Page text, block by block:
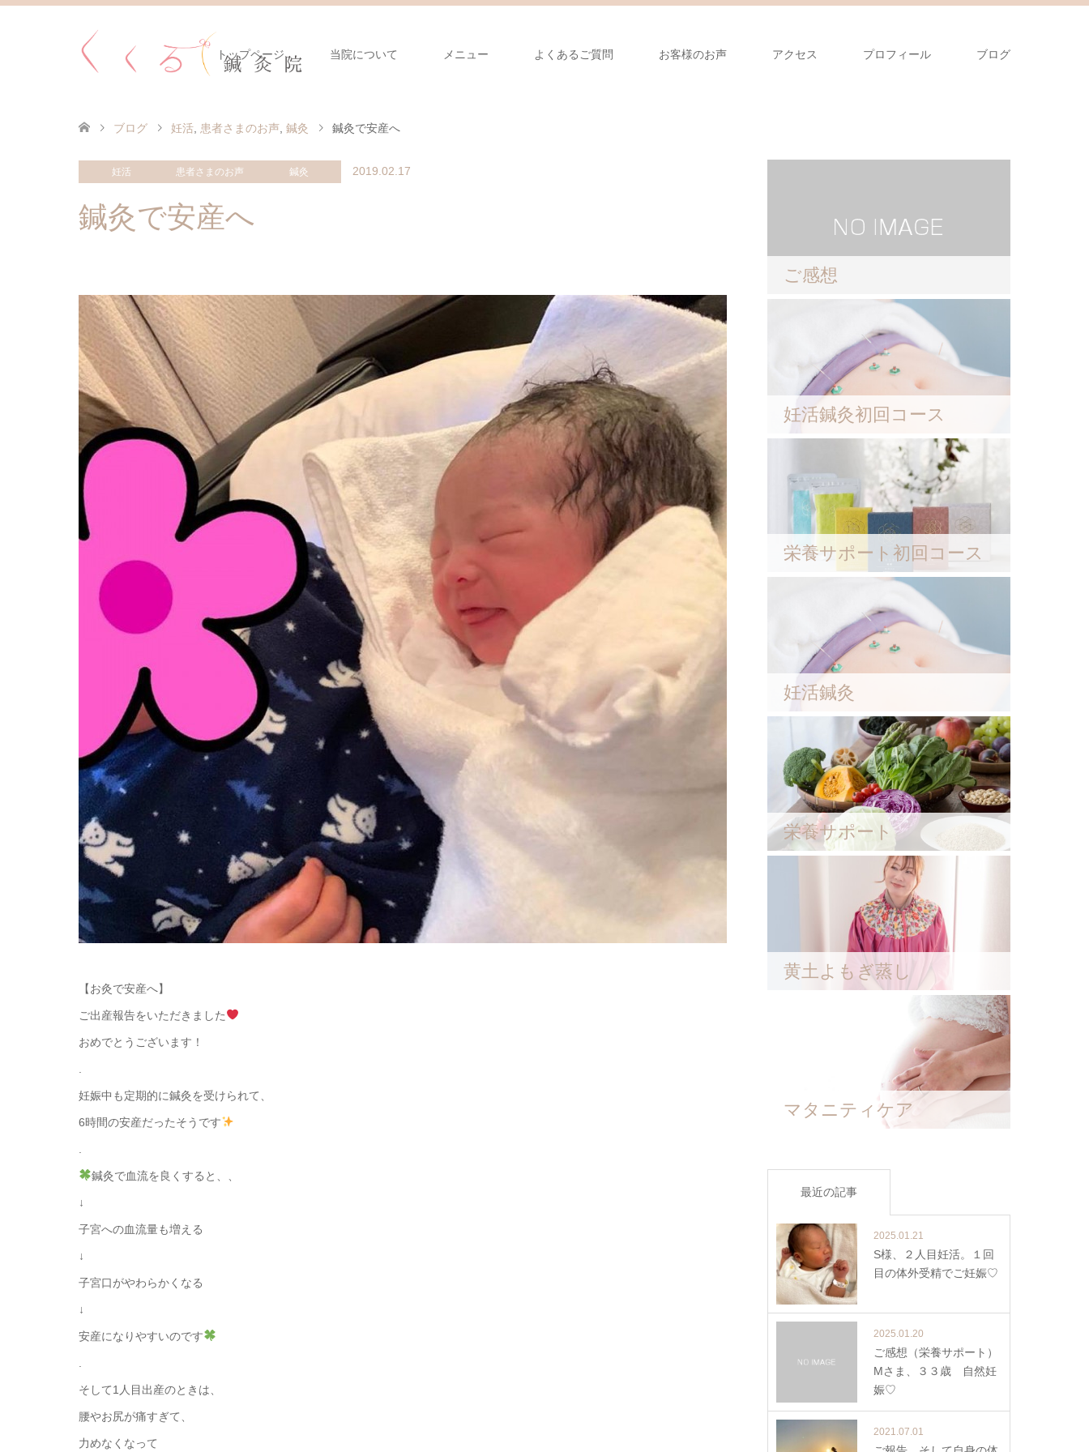
トップページ 当院について メニュー よくあるご質問 お客様のお声 アクセス プロフィール ブログ
ブログ 妊活 患者さまのお声 鍼灸 鍼灸で安産へ
妊活 患者さまのお声 鍼灸 2019.02.17
鍼灸で安産へ
【お灸で安産へ】
ご出産報告をいただきました
おめでとうございます！
妊娠中も定期的に鍼灸を受けられて、
6時間の安産だったそうです
鍼灸で血流を良くすると、、
↓
子宮への血流量も増える
↓
子宮口がやわらかくなる
↓
安産になりやすいのです
そして1人目出産のときは、
腰やお尻が痛すぎて、
力めなくなって
ご感想
妊活鍼灸初回コース
栄養サポート初回コース
妊活鍼灸
栄養サポート
黄土よもぎ蒸し
マタニティケア
最近の記事
2025.01.21
S様、２人目妊活。１回
目の体外受精でご妊娠♡
2025.01.20
ご感想（栄養サポート）
Mさま、３３歳 自然妊
娠♡
2021.07.01